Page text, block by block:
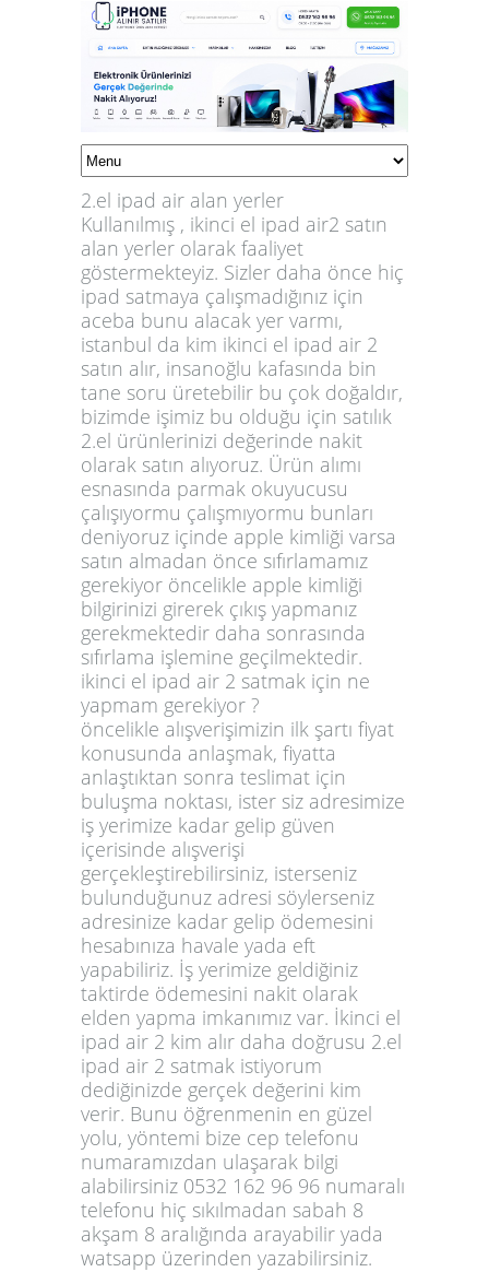
2.el ipad air alan yerler
Kullanılmış , ikinci el ipad air2 satın
alan yerler olarak faaliyet
göstermekteyiz. Sizler daha önce hiç
ipad satmaya çalışmadığınız için
aceba bunu alacak yer varmı,
istanbul da kim ikinci el ipad air 2
satın alır, insanoğlu kafasında bin
tane soru üretebilir bu çok doğaldır,
bizimde işimiz bu olduğu için satılık
2.el ürünlerinizi değerinde nakit
olarak satın alıyoruz. Ürün alımı
esnasında parmak okuyucusu
çalışıyormu çalışmıyormu bunları
deniyoruz içinde apple kimliği varsa
satın almadan önce sıfırlamamız
gerekiyor öncelikle apple kimliği
bilgirinizi girerek çıkış yapmanız
gerekmektedir daha sonrasında
sıfırlama işlemine geçilmektedir.
ikinci el ipad air 2 satmak için ne
yapmam gerekiyor ?
öncelikle alışverişimizin ilk şartı fiyat
konusunda anlaşmak, fiyatta
anlaştıktan sonra teslimat için
buluşma noktası, ister siz adresimize
iş yerimize kadar gelip güven
içerisinde alışverişi
gerçekleştirebilirsiniz, isterseniz
bulunduğunuz adresi söylerseniz
adresinize kadar gelip ödemesini
hesabınıza havale yada eft
yapabiliriz. İş yerimize geldiğiniz
taktirde ödemesini nakit olarak
elden yapma imkanımız var. İkinci el
ipad air 2 kim alır daha doğrusu 2.el
ipad air 2 satmak istiyorum
dediğinizde gerçek değerini kim
verir. Bunu öğrenmenin en güzel
yolu, yöntemi bize cep telefonu
numaramızdan ulaşarak bilgi
alabilirsiniz 0532 162 96 96 numaralı
telefonu hiç sıkılmadan sabah 8
akşam 8 aralığında arayabilir yada
watsapp üzerinden yazabilirsiniz.